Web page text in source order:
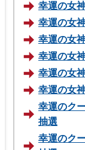
幸運の女
幸運の女
幸運の女
幸運の女
幸運の女
幸運の女
幸運のク
抽選
幸運のク